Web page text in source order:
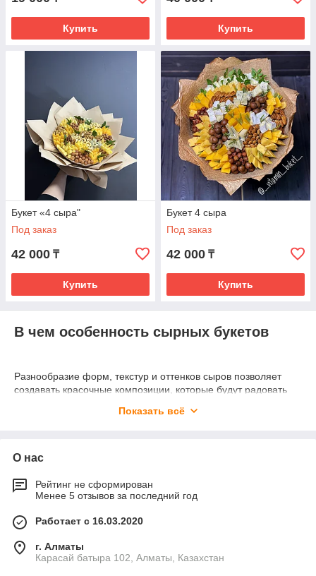
Купить Купить
Букет «4 сыра"
Под заказ
42 000 ₸
Купить
Букет 4 сыра
Под заказ
42 000 ₸
Купить
В чем особенность сырных букетов
Разнообразие форм, текстур и оттенков сыров позволяет
создавать красочные композиции, которые будут радовать
работе наших мастеров, каждый букет становится
твердые, острые и нежные, с плесенью и без нее;
можете выбрать классический вариант с молодыми
сочетаниями вкусов;
он содержит множество витаминов, минералов и
микроэлементов, необходимых для здоровья человека;
Показать всё
О нас
Рейтинг не сформирован
Менее 5 отзывов за последний год
Работает с 16.03.2020
г. Алматы
Карасай батыра 102, Алматы, Казахстан